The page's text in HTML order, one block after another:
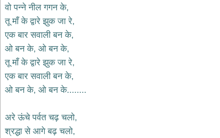
राम
raam
गुरुदेव
gurudev
bhajans
भजन
miscellaneous
bhajans
वो पन्ने नील गगन के,
तू माँ के द्वारे झुक जा रे,
एक बार सवाली बन के,
ओ बन के, ओ बन के,
तू माँ के द्वारे झुक जा रे,
एक बार सवाली बन के,
ओ बन के, ओ बन के........
अरे ऊंचे पर्वत चढ़ चलो,
श्रद्धा से आगे बढ़ चलो,